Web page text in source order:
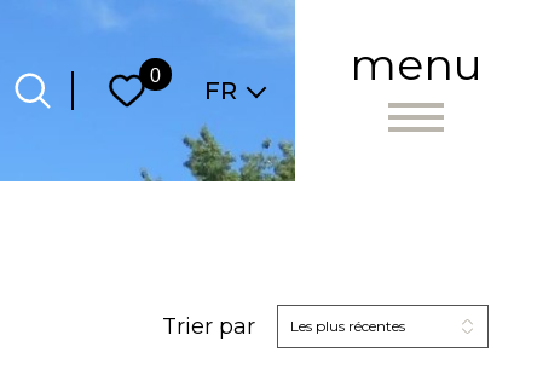
menu
0 Langue
FR
Trier par Les plus récentes